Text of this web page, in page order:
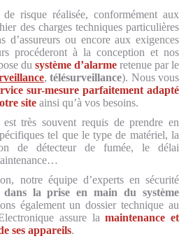
risque réalisée, conformément aux
des charges techniques particulières
d’assureurs ou encore aux exigences
procéderont à la conception et nos
du système d’alarme retenue par le
,télésurveillance). Nous vous
sur-mesure parfaitement adapté
site ainsi qu’à vos besoins.
très souvent requis de prendre en
tel que le type de matériel, la
de détecteur de fumée, le délai
notre équipe d’experts en sécurité
dans la prise en main du système
également un dossier technique au
assure lamaintenance et
ses appareils.